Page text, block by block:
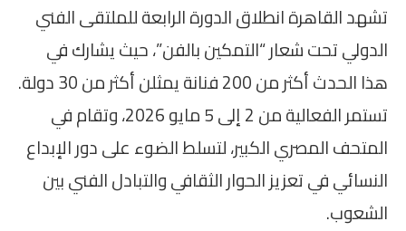
تشهد القاهرة انطلاق الدورة الرابعة للملتقى الفني
الدولي تحت شعار “التمكين بالفن”، حيث يشارك في
هذا الحدث أكثر من 200 فنانة يمثلن أكثر من 30 دولة.
تستمر الفعالية من 2 إلى 5 مايو 2026، وتقام في
المتحف المصري الكبير، لتسلط الضوء على دور الإبداع
النسائي في تعزيز الحوار الثقافي والتبادل الفني بين
الشعوب.